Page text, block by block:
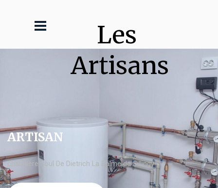
Les
Artisans
ARTISAN
chaudière fioul De Dietrich La Balme de Sillingy